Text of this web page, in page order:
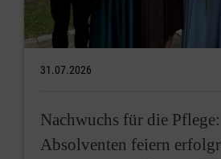
31.07.2026
Nachwuchs für die
Absolventen feiern